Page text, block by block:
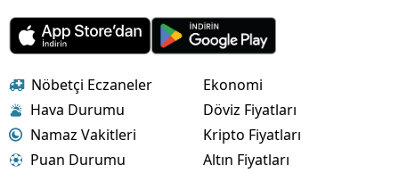
Nöbetçi Eczaneler
Hava Durumu
Namaz Vakitleri
Puan Durumu
Ekonomi
Döviz Fiyatları
Kripto Fiyatları
Altın Fiyatları